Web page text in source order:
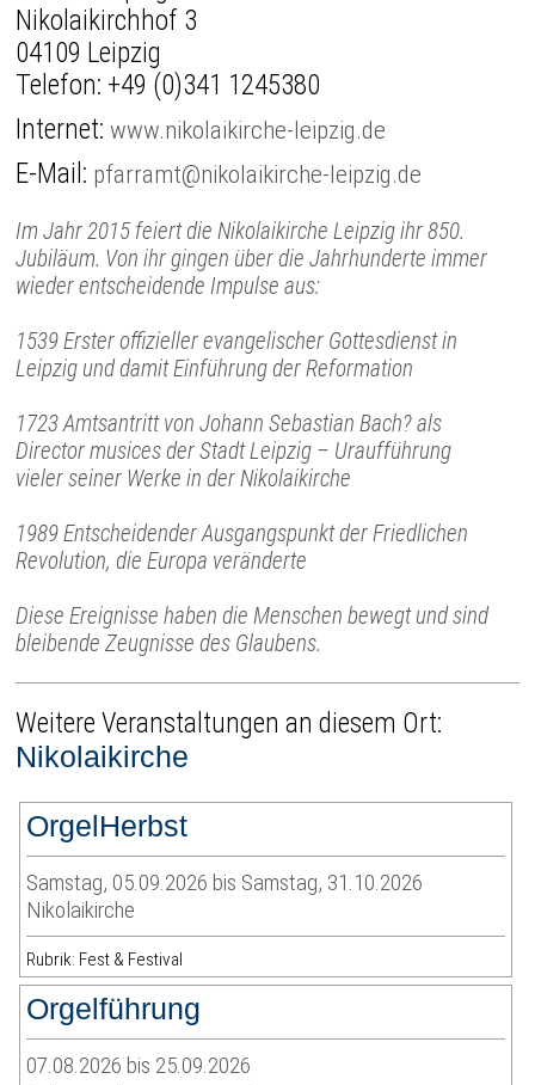
Nikolaikirchhof 3
04109 Leipzig
Telefon: +49 (0)341 1245380
Internet:www.nikolaikirche-leipzig.de
E-Mail: pfarramt@nikolaikirche-leipzig.de
Im Jahr 2015 feiert die Nikolaikirche Leipzig ihr 850.
Jubiläum. Von ihr gingen über die Jahrhunderte immer
wieder entscheidende Impulse aus:
1539 Erster offizieller evangelischer Gottesdienst in
Leipzig und damit Einführung der Reformation
1723 Amtsantritt von Johann Sebastian Bach? als
Director musices der Stadt Leipzig – Uraufführung
vieler seiner Werke in der Nikolaikirche
1989 Entscheidender Ausgangspunkt der Friedlichen
Revolution, die Europa veränderte
Diese Ereignisse haben die Menschen bewegt und sind
bleibende Zeugnisse des Glaubens.
Weitere Veranstaltungen an diesem Ort:
Nikolaikirche
OrgelHerbst
Samstag, 05.09.2026 bis Samstag, 31.10.2026
Nikolaikirche
Rubrik: Fest & Festival
Orgelführung
07.08.2026 bis 25.09.2026